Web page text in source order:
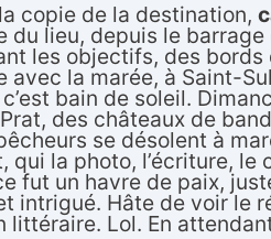
copie de la destination,
lieu, depuis le
les objectifs, des
la marée, à Saint-
bain de soleil.
des châteaux de
se désolent à
la photo, l’écriture,
fut un havre de paix,
intrigué. Hâte de voir le
Lol. En